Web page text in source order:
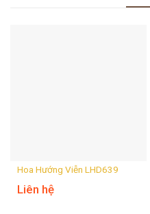
Hoa Hướng Viễn LHD639
Liên hệ